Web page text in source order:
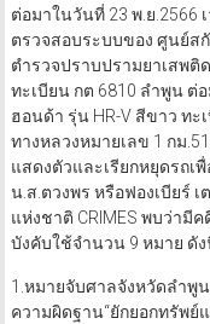
ต่อมาในวันที่ 23 พ.ย.2566
ตรวจสอบระบบของ ศูนย์ส
ตำรวจปราบปรามยาเสพติ
ทะเบียน กต 6810 ลำพูน ต่
ฮอนด้า รุ่น HR-V สีขาว ท
ทางหลวงหมายเลข 1 กม
แสดงตัวและเรียกหยุดรถเ
น.ส.ตวงพร หรือฟองเบียร์
แห่งชาติ CRIMES พบว่ามี
บังคับใช้จำนวน 9 หมาย ดั
1.หมายจับศาลจังหวัดลำพู
ความผิดฐาน“ยักยอกทรัพ